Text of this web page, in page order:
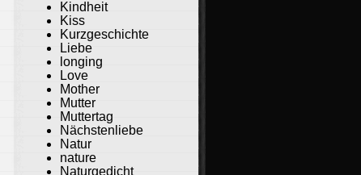
Kindheit
Kiss
Kurzgeschichte
Liebe
longing
Love
Mother
Mutter
Muttertag
Nächstenliebe
Natur
nature
Naturgedicht